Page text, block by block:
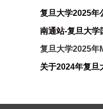
复旦大学2025年
南通站-复旦大学
复旦大学2025年